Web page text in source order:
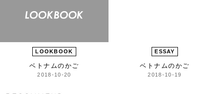
LOOKBOOK
ベトナムのかご
2018-10-20
ESSAY
ベトナムのかご
2018-10-19